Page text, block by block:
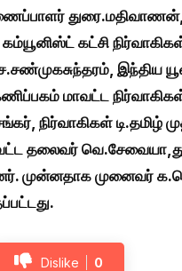
கம்யூனிஸ்ட் கட்சி
இந்திய
மாவட்ட நிர்வாகிகள்
நிர்வாகிகள் டி.தமிழ்
தலைவர்
முன்னதாக முனைவர்
Dislike 0